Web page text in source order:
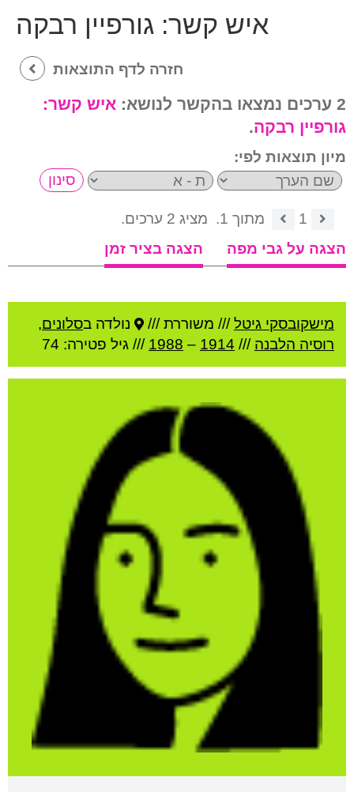
איש קשר: גורפיין רבקה
חזרה לדף התוצאות
2 ערכים נמצאו בהקשר לנושא:
איש קשר:
גורפיין רבקה.
מיון תוצאות לפי:
1 מתוך 1.
מציג 2 ערכים.
הצגה על גבי מפה
הצגה בציר זמן
מישקובסקי גיטל/// משוררת /// נולדה בסלונים,
רוסיה הלבנה ///
1914
–
1988 /// גיל פטירה: 74